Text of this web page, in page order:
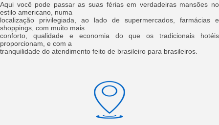
Aqui você pode passar as suas férias em verdadeiras mansões no
estilo americano, numa
localização privilegiada, ao lado de supermercados, farmácias e
shoppings, com muito mais
conforto, qualidade e economia do que os tradicionais hotéis
proporcionam, e com a
tranquilidade do atendimento feito de brasileiro para brasileiros.